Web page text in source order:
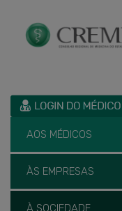
AOS MÉDICOS
ÀS EMPRESAS
À SOCIEDADE